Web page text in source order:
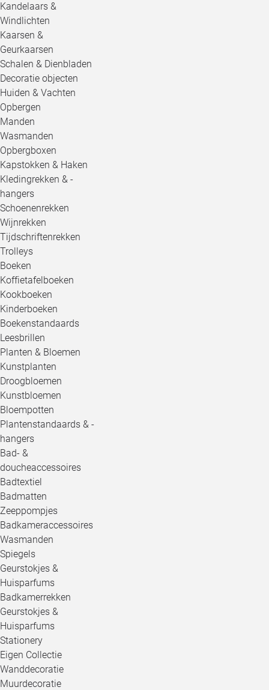
Kandelaars &
Windlichten
Kaarsen &
Geurkaarsen
Schalen & Dienbladen
Decoratie objecten
Huiden & Vachten
Opbergen
Manden
Wasmanden
Opbergboxen
Kapstokken & Haken
Kledingrekken & -
hangers
Schoenenrekken
Wijnrekken
Tijdschriftenrekken
Trolleys
Boeken
Koffietafelboeken
Kookboeken
Kinderboeken
Boekenstandaards
Leesbrillen
Planten & Bloemen
Kunstplanten
Droogbloemen
Kunstbloemen
Bloempotten
Plantenstandaards & -
hangers
Bad- &
doucheaccessoires
Badtextiel
Badmatten
Zeeppompjes
Badkameraccessoires
Wasmanden
Spiegels
Geurstokjes &
Huisparfums
Badkamerrekken
Geurstokjes &
Huisparfums
Stationery
Eigen Collectie
Wanddecoratie
Muurdecoratie